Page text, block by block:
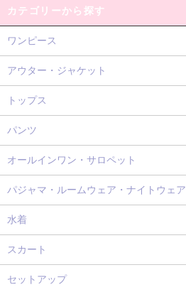
カテゴリーから探す
ワンピース
アウター・ジャケット
トップス
パンツ
オールインワン・サロペット
パジャマ・ルームウェア・ナイトウェア
水着
スカート
セットアップ